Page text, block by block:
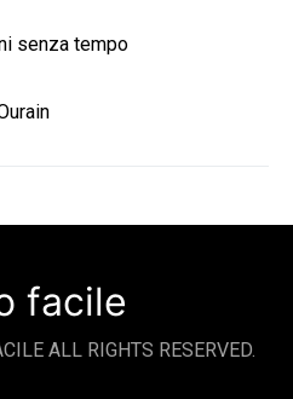
senza tempo
facile
ALL RIGHTS RESERVED.